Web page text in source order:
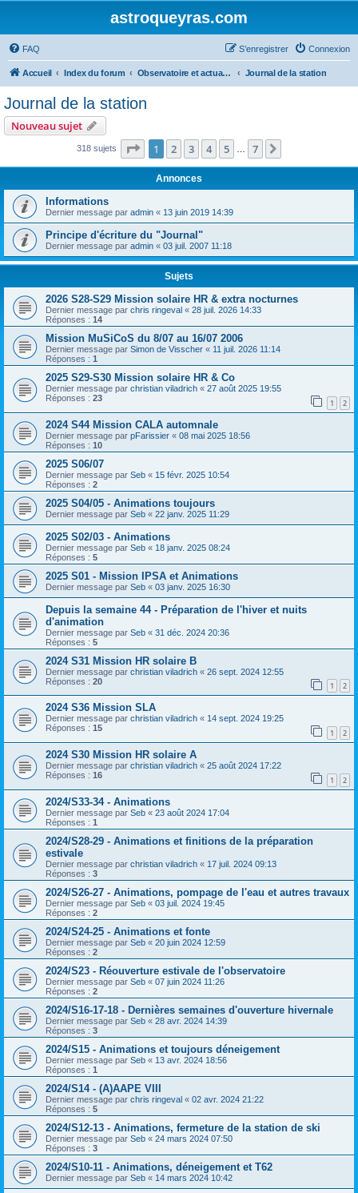
astroqueyras.com
FAQ Connexion
S’enregistrer
Accueil Index du forum Observatoire et actualités AstroQueyras Journal de la station
Journal de la station
Nouveau sujet
318 sujets Page 1sur7
1 2 3 4 5 7
Annonces
Informations
Dernier message par admin « 13 juin 2019 14:39
Principe d'écriture du "Journal"
Dernier message par admin « 03 juil. 2007 11:18
Sujets
2026 S28-S29 Mission solaire HR & extra nocturnes
Dernier message par chris ringeval « 28 juil. 2026 14:33
Réponses : 14
Mission MuSiCoS du 8/07 au 16/07 2006
Dernier message par Simon de Visscher « 11 juil. 2026 11:14
Réponses : 1
2025 S29-S30 Mission solaire HR & Co
Dernier message par christian viladrich « 27 août 2025 19:55
Réponses : 23 1 2
2024 S44 Mission CALA automnale
Dernier message par pFarissier « 08 mai 2025 18:56
Réponses : 10
2025 S06/07
Dernier message par Seb « 15 févr. 2025 10:54
Réponses : 2
2025 S04/05 - Animations toujours
Dernier message par Seb « 22 janv. 2025 11:29
2025 S02/03 - Animations
Dernier message par Seb « 18 janv. 2025 08:24
Réponses : 5
2025 S01 - Mission IPSA et Animations
Dernier message par Seb « 03 janv. 2025 16:30
Depuis la semaine 44 - Préparation de l'hiver et nuits
d'animation
Dernier message par Seb « 31 déc. 2024 20:36
Réponses : 5
2024 S31 Mission HR solaire B
Dernier message par christian viladrich « 26 sept. 2024 12:55
Réponses : 20 1 2
2024 S36 Mission SLA
Dernier message par christian viladrich « 14 sept. 2024 19:25
Réponses : 15 1 2
2024 S30 Mission HR solaire A
Dernier message par christian viladrich « 25 août 2024 17:22
Réponses : 16 1 2
2024/S33-34 - Animations
Dernier message par Seb « 23 août 2024 17:04
Réponses : 1
2024/S28-29 - Animations et finitions de la préparation
estivale
Dernier message par christian viladrich « 17 juil. 2024 09:13
Réponses : 3
2024/S26-27 - Animations, pompage de l'eau et autres travaux
Dernier message par Seb « 03 juil. 2024 19:45
Réponses : 2
2024/S24-25 - Animations et fonte
Dernier message par Seb « 20 juin 2024 12:59
Réponses : 2
2024/S23 - Réouverture estivale de l'observatoire
Dernier message par Seb « 07 juin 2024 11:26
Réponses : 2
2024/S16-17-18 - Dernières semaines d'ouverture hivernale
Dernier message par Seb « 28 avr. 2024 14:39
Réponses : 3
2024/S15 - Animations et toujours déneigement
Dernier message par Seb « 13 avr. 2024 18:56
Réponses : 1
2024/S14 - (A)AAPE VIII
Dernier message par chris ringeval « 02 avr. 2024 21:22
Réponses : 5
2024/S12-13 - Animations, fermeture de la station de ski
Dernier message par Seb « 24 mars 2024 07:50
Réponses : 3
2024/S10-11 - Animations, déneigement et T62
Dernier message par Seb « 14 mars 2024 10:42